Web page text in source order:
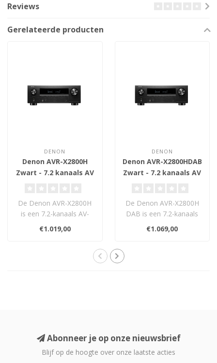
Reviews
Gerelateerde producten
DENON
Denon AVR-X2800H
Zwart - 7.2 kanaals AV
De Denon AVR-X2800H
is een 7.2-kanaals AV-
receiver met 95W/kn,
Dolby Atmos, DTS:..
€1.019,00
DENON
Denon AVR-X2800HDAB
Zwart - 7.2 kanaals AV
De Denon AVR-X2800H
DAB is een 7.2-kanaals
AV-receiver met 95W/kn,
Dolby Atmos, ..
€1.069,00
Abonneer je op onze nieuwsbrief
Blijf op de hoogte over onze laatste acties